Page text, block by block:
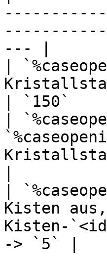
--- |
|
| `150`
|
|
Kisten
Kisten-
-> `5` |